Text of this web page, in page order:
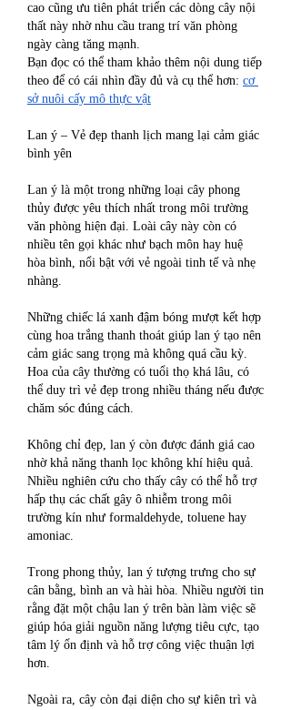
cao cũng ưu tiên phát triển các dòng cây nội
thất này nhờ nhu cầu trang trí văn phòng
ngày càng tăng mạnh.
Bạn đọc có thể tham khảo thêm nội dung tiếp
theo để có cái nhìn đầy đủ và cụ thể hơn: cơ
sở nuôi cấy mô thực vật
Lan ý – Vẻ đẹp thanh lịch mang lại cảm giác
bình yên
Lan ý là một trong những loại cây phong
thủy được yêu thích nhất trong môi trường
văn phòng hiện đại. Loài cây này còn có
nhiều tên gọi khác như bạch môn hay huệ
hòa bình, nổi bật với vẻ ngoài tinh tế và nhẹ
nhàng.
Những chiếc lá xanh đậm bóng mượt kết hợp
cùng hoa trắng thanh thoát giúp lan ý tạo nên
cảm giác sang trọng mà không quá cầu kỳ.
Hoa của cây thường có tuổi thọ khá lâu, có
thể duy trì vẻ đẹp trong nhiều tháng nếu được
chăm sóc đúng cách.
Không chỉ đẹp, lan ý còn được đánh giá cao
nhờ khả năng thanh lọc không khí hiệu quả.
Nhiều nghiên cứu cho thấy cây có thể hỗ trợ
hấp thụ các chất gây ô nhiễm trong môi
trường kín như formaldehyde, toluene hay
amoniac.
Trong phong thủy, lan ý tượng trưng cho sự
cân bằng, bình an và hài hòa. Nhiều người tin
rằng đặt một chậu lan ý trên bàn làm việc sẽ
giúp hóa giải nguồn năng lượng tiêu cực, tạo
tâm lý ổn định và hỗ trợ công việc thuận lợi
hơn.
Ngoài ra, cây còn đại diện cho sự kiên trì và